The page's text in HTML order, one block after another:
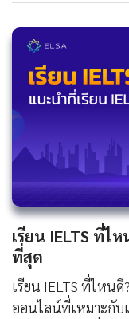
เรียน IELTS ที่ไ
ที่สุด
เรียน IELTS ที่ไหน
ออนไลน์ที่เหมาะกับ